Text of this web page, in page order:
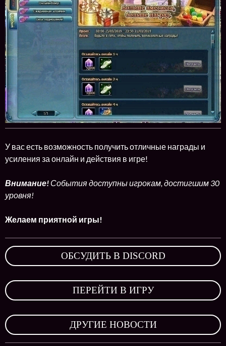
У вас есть возможность получить отличные награды и
усиления за онлайн и действия в игре!
Внимание! События доступны игрокам, достигшим 30
уровня!
Желаем приятной игры!
ОБСУДИТЬ В DISCORD
ПЕРЕЙТИ В ИГРУ
ДРУГИЕ НОВОСТИ